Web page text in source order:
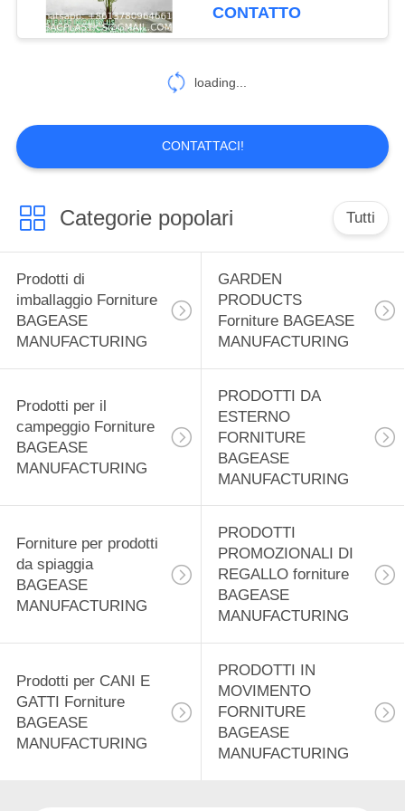
CONTROLLO
DI
CONTATTICI
RICHIEDA
UNA
CITAZIONE
MAPPA
DEL
PRIVACY
POLICY
MANUFACTURING
Prodotti per il
campeggio
Forniture BAGEASE
MANUFACTURING
PRODOTTI DA
ESTERNO
FORNITURE
BAGEASE
MANUFACTURING
Forniture per
prodotti da spiaggia
BAGEASE
MANUFACTURING
PRODOTTI
PROMOZIONALI DI
della pianta di Spinulosa
CONTATTO
loading...
CONTATTACI!
Categorie popolari Tutti
Prodotti di
imballaggio Forniture
BAGEASE
MANUFACTURING
GARDEN
PRODUCTS
Forniture BAGEASE
MANUFACTURING
Prodotti per il
campeggio Forniture
BAGEASE
MANUFACTURING
PRODOTTI DA
ESTERNO
FORNITURE
BAGEASE
MANUFACTURING
Forniture per prodotti
da spiaggia
BAGEASE
MANUFACTURING
PRODOTTI
PROMOZIONALI DI
REGALLO forniture
BAGEASE
MANUFACTURING
Prodotti per CANI E
GATTI Forniture
BAGEASE
MANUFACTURING
PRODOTTI IN
MOVIMENTO
FORNITURE
BAGEASE
MANUFACTURING